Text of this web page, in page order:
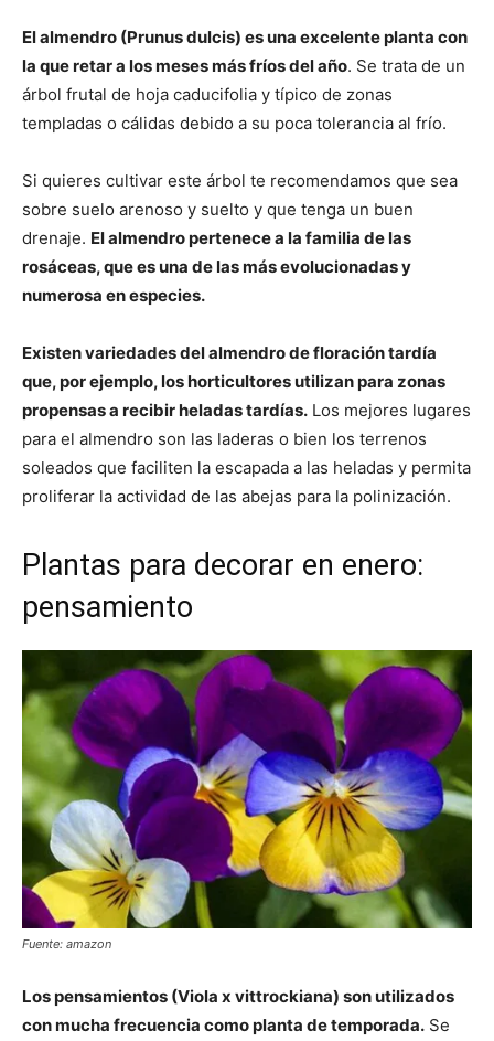
El almendro (Prunus dulcis) es una excelente planta con
la que retar a los meses más fríos del año. Se trata de un
árbol frutal de hoja caducifolia y típico de zonas
templadas o cálidas debido a su poca tolerancia al frío.
Si quieres cultivar este árbol te recomendamos que sea
sobre suelo arenoso y suelto y que tenga un buen
drenaje. El almendro pertenece a la familia de las
rosáceas, que es una de las más evolucionadas y
numerosa en especies.
Existen variedades del almendro de floración tardía
que, por ejemplo, los horticultores utilizan para zonas
propensas a recibir heladas tardías. Los mejores lugares
para el almendro son las laderas o bien los terrenos
soleados que faciliten la escapada a las heladas y permita
proliferar la actividad de las abejas para la polinización.
Plantas para decorar en enero:
pensamiento
Fuente: amazon
Los pensamientos (Viola x vittrockiana) son utilizados
con mucha frecuencia como planta de temporada. Se